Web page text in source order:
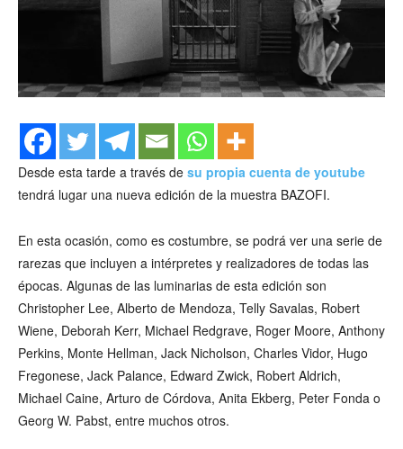
Desde esta tarde a través de su propia cuenta de youtube
tendrá lugar una nueva edición de la muestra BAZOFI.
En esta ocasión, como es costumbre, se podrá ver una serie de
rarezas que incluyen a intérpretes y realizadores de todas las
épocas. Algunas de las luminarias de esta edición son
Christopher Lee, Alberto de Mendoza, Telly Savalas, Robert
Wiene, Deborah Kerr, Michael Redgrave, Roger Moore, Anthony
Perkins, Monte Hellman, Jack Nicholson, Charles Vidor, Hugo
Fregonese, Jack Palance, Edward Zwick, Robert Aldrich,
Michael Caine, Arturo de Córdova, Anita Ekberg, Peter Fonda o
Georg W. Pabst, entre muchos otros.